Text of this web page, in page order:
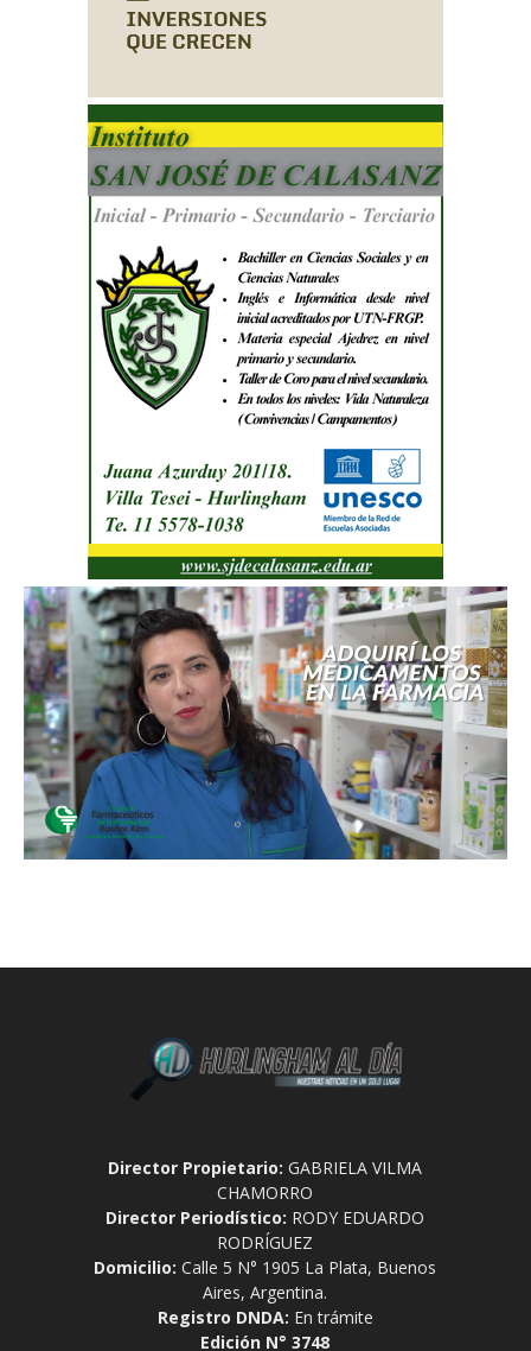
Director Propietario: GABRIELA VILMA
CHAMORRO
Director Periodístico: RODY EDUARDO
RODRÍGUEZ
Domicilio: Calle 5 N° 1905 La Plata, Buenos
Aires, Argentina.
Registro DNDA: En trámite
Edición N° 3748